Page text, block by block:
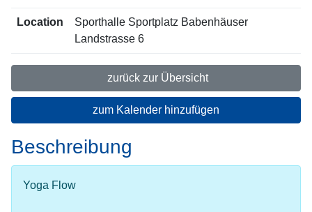
Location
Sporthalle Sportplatz Babenhäuser
Landstrasse 6
zurück zur Übersicht
zum Kalender hinzufügen
Beschreibung
Yoga Flow